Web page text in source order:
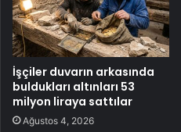
İşçiler duvarın arkasında
buldukları altınları 53
milyon liraya sattılar
Ağustos 4, 2026